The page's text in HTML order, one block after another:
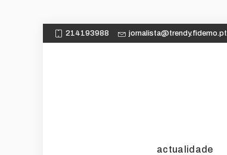
214193988 jornalista@trendy.fidemo.pt
actualidade